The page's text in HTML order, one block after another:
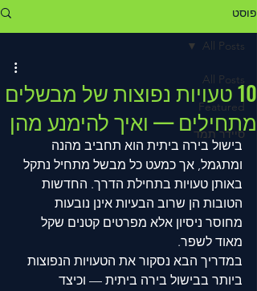
פוסט
All Posts
Featured
סיידר תמד
All Posts
10 טעויות נפוצות של מבשלים
מתחילים — ואיך להימנע מהן
בישול בירה ביתית הוא תחביב מהנה
ומתגמל, אך כמעט כל מבשל מתחיל נתקל
באותן טעויות בתחילת הדרך. החדשות
הטובות הן שרוב הבעיות אינן נובעות
מחוסר ניסיון אלא מפרטים קטנים שקל
מאוד לשפר.
במדריך הבא נסקור את הטעויות הנפוצות
ביותר בבישול בירה ביתית — וכיצד